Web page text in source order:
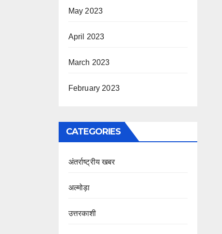
May 2023
April 2023
March 2023
February 2023
CATEGORIES
अंतर्राष्ट्रीय खबर
अल्मोड़ा
उत्तरकाशी